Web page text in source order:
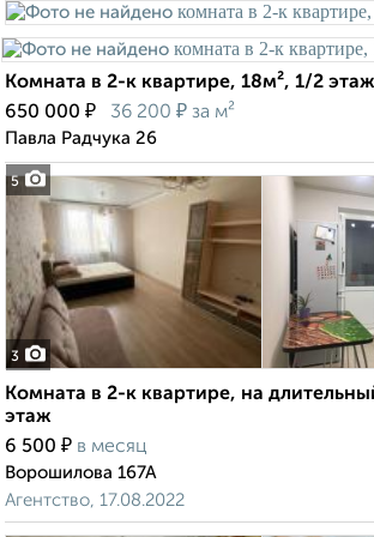
5
Комната в 2-к квартире, 18м², 1/2 этаж
650 000 ₽ 36 200 ₽ за м²
Павла Радчука 26
3
Комната в 2-к квартире, на
этаж
6 500 ₽ в месяц
Ворошилова 167А
Агентство, 17.08.2022